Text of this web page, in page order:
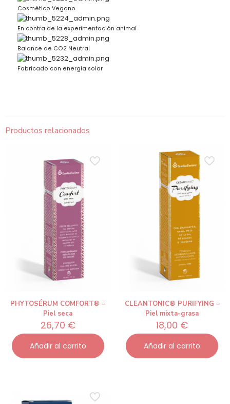
Cosmético Vegano
En contra de la experimentación animal
Balance de CO2 Neutral
Fabricado con energía solar
Productos relacionados
PHYTOSÉRUM COMFORT® –
Piel seca
26,70 €
Añadir al carrito
CLEANTONIC® PURIFYING –
Piel mixta-grasa
18,00 €
Añadir al carrito